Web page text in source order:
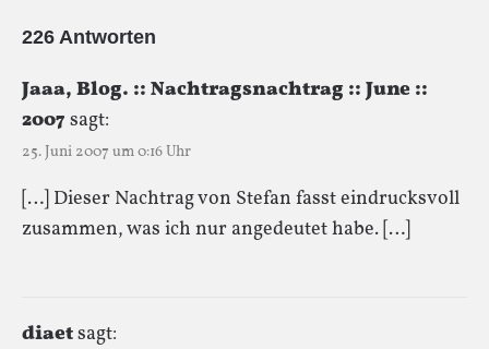
226 Antworten
Jaaa, Blog. :: Nachtragsnachtrag :: June ::
2007 sagt:
25. Juni 2007 um 0:16 Uhr
[…] Dieser Nachtrag von Stefan fasst eindrucksvoll
zusammen, was ich nur angedeutet habe. […]
diaetsagt: